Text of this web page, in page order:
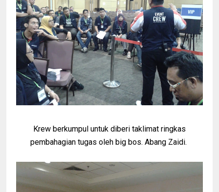
Krew berkumpul untuk diberi taklimat ringkas
pembahagian tugas oleh big bos. Abang Zaidi.